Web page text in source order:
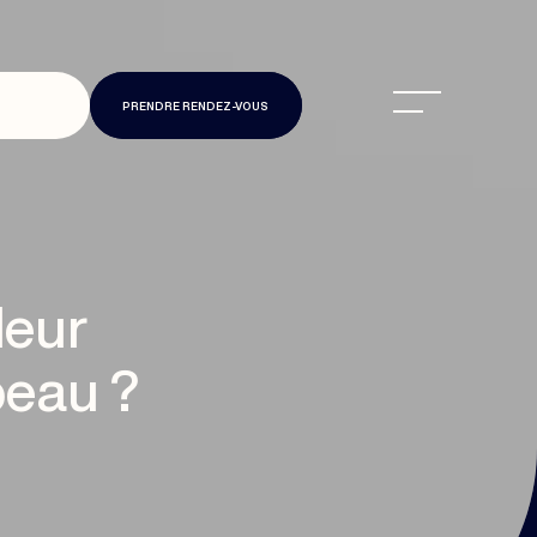
PRENDRE RENDEZ-VOUS
?